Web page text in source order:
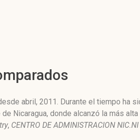
abril, 2011. Durante el tiempo ha
Nicaragua, donde alcanzó la más
, CENTRO DE ADMINISTRACION NIC.NI